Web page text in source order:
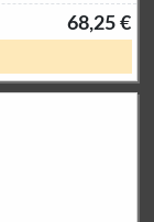
68,25 €